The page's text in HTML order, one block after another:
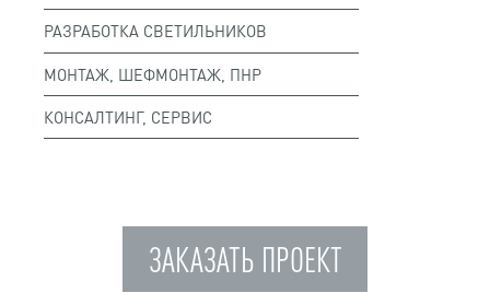
РАЗРАБОТКА СВЕТИЛЬНИКОВ
МОНТАЖ, ШЕФМОНТАЖ, ПНР
КОНСАЛТИНГ, СЕРВИС
ЗАКАЗАТЬ ПРОЕКТ